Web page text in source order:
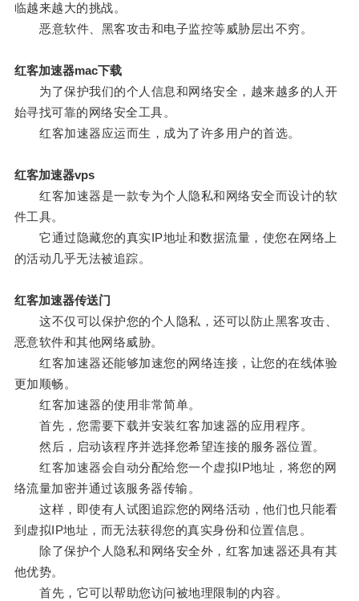
临越来越大的挑战。
恶意软件、黑客攻击和电子监控等威胁层出不穷。
红客加速器mac下载
为了保护我们的个人信息和网络安全，越来越多的人开
始寻找可靠的网络安全工具。
红客加速器应运而生，成为了许多用户的首选。
红客加速器vps
红客加速器是一款专为个人隐私和网络安全而设计的软
件工具。
它通过隐藏您的真实IP地址和数据流量，使您在网络上
的活动几乎无法被追踪。
红客加速器传送门
这不仅可以保护您的个人隐私，还可以防止黑客攻击、
恶意软件和其他网络威胁。
红客加速器还能够加速您的网络连接，让您的在线体验
更加顺畅。
红客加速器的使用非常简单。
首先，您需要下载并安装红客加速器的应用程序。
然后，启动该程序并选择您希望连接的服务器位置。
红客加速器会自动分配给您一个虚拟IP地址，将您的网
络流量加密并通过该服务器传输。
这样，即使有人试图追踪您的网络活动，他们也只能看
到虚拟IP地址，而无法获得您的真实身份和位置信息。
除了保护个人隐私和网络安全外，红客加速器还具有其
他优势。
首先，它可以帮助您访问被地理限制的内容。